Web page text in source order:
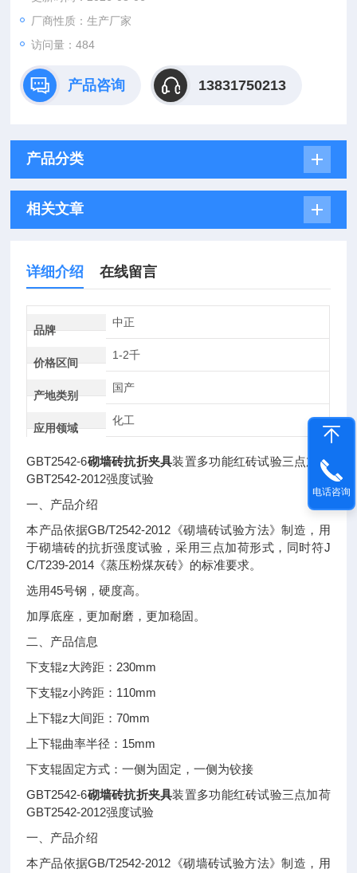
厂商性质：生产厂家
访问量：484
产品咨询 13831750213
产品分类
相关文章
详细介绍 在线留言
品牌
中正
价格区间
1-2千
产地类别
国产
应用领域
化工
GBT2542-6砌墙砖抗折夹具装置多功能红砖试验三点加荷
GBT2542-2012强度试验
一、产品介绍
本产品依据GB/T2542-2012《砌墙砖试验方法》制造，用
于砌墙砖的抗折强度试验，采用三点加荷形式，同时符J
C/T239-2014《蒸压粉煤灰砖》的标准要求。
选用45号钢，硬度高。
加厚底座，更加耐磨，更加稳固。
二、产品信息
下支辊z大跨距：230mm
下支辊z小跨距：110mm
上下辊z大间距：70mm
上下辊曲率半径：15mm
下支辊固定方式：一侧为固定，一侧为铰接
GBT2542-6砌墙砖抗折夹具装置多功能红砖试验三点加荷
GBT2542-2012强度试验
一、产品介绍
本产品依据GB/T2542-2012《砌墙砖试验方法》制造，用
电话咨询